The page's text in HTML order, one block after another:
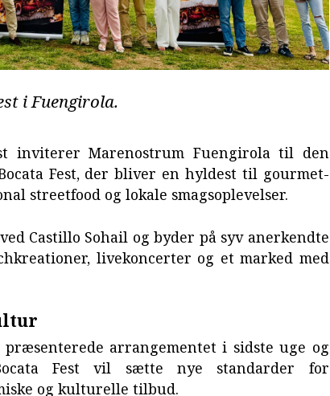
i Fuengirola.
inviterer Marenostrum Fuengirola til den
Fest, der bliver en hyldest til gourmet-
streetfood og lokale smagsoplevelser.
Castillo Sohail og byder på syv anerkendte
livekoncerter og et marked med
præsenterede arrangementet i sidste uge og
Fest vil sætte nye standarder for
og kulturelle tilbud.